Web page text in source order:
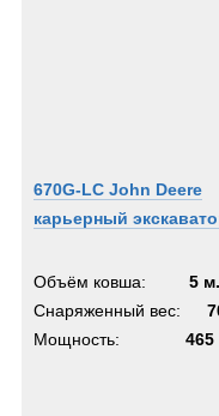
670G-LC John Deere
карьерный
Объём ковша:
5
Снаряженный вес:
Мощность:
465